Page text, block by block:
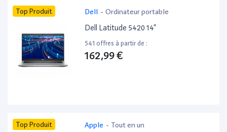
Top Produit Dell - Ordinateur portable
Dell Latitude 5420 14”
541 offres à partir de :
162,99 €
Top Produit Apple - Tout en un